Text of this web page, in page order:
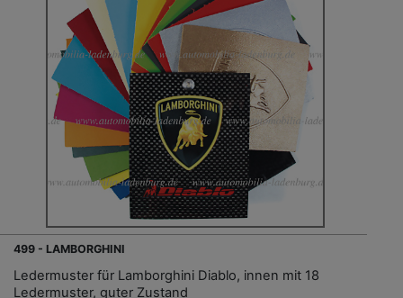
499 - LAMBORGHINI
Ledermuster für Lamborghini Diablo, innen mit 18
Ledermuster, guter Zustand